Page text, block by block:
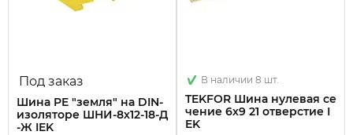
Под заказ
Шина PE "земля" на DIN-
изоляторе ШНИ-8х12-18-Д
-Ж IEK
В наличии 8 шт.
TEKFOR Шина нулевая се
чение 6х9 21 отверстие I
EK